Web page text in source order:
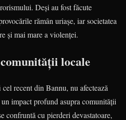
Deși au fost făcute
rămân uriașe, iar societatea
și mai mare a violenței.
locale
recent din Bannu, nu afectează
impact profund asupra comunității
confruntă cu pierderi devastatoare,